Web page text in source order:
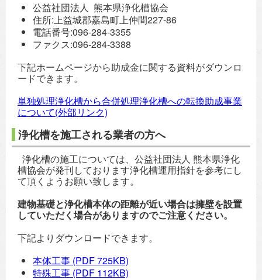
公益社団法人 熊本県浄化槽協会
住所:上益城郡嘉島町上仲間227-86
電話番号:096-284-3355
ファクス:096-284-3388
下記ホームページから助成金に関する資料がダウンロ
ードできます。
単独処理浄化槽から合併処理浄化槽への転換助成事業
について(外部リンク)
浄化槽を施工される業者の方へ
浄化槽の施工については、公益社団法人 熊本県浄化
槽協会が発刊しております浄化槽運用指針を参考にし
て頂くようお願い致します。
建物基礎と浄化槽本体の距離が近い場合は擁壁を設置
していただく場合がありますのでご注意ください。
下記よりダウンロードできます。
本体工事 (PDF 725KB)
特殊工事 (PDF 112KB)